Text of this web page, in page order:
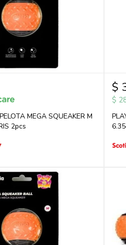
MEGA SQUEAKER M
2pcs
$
$